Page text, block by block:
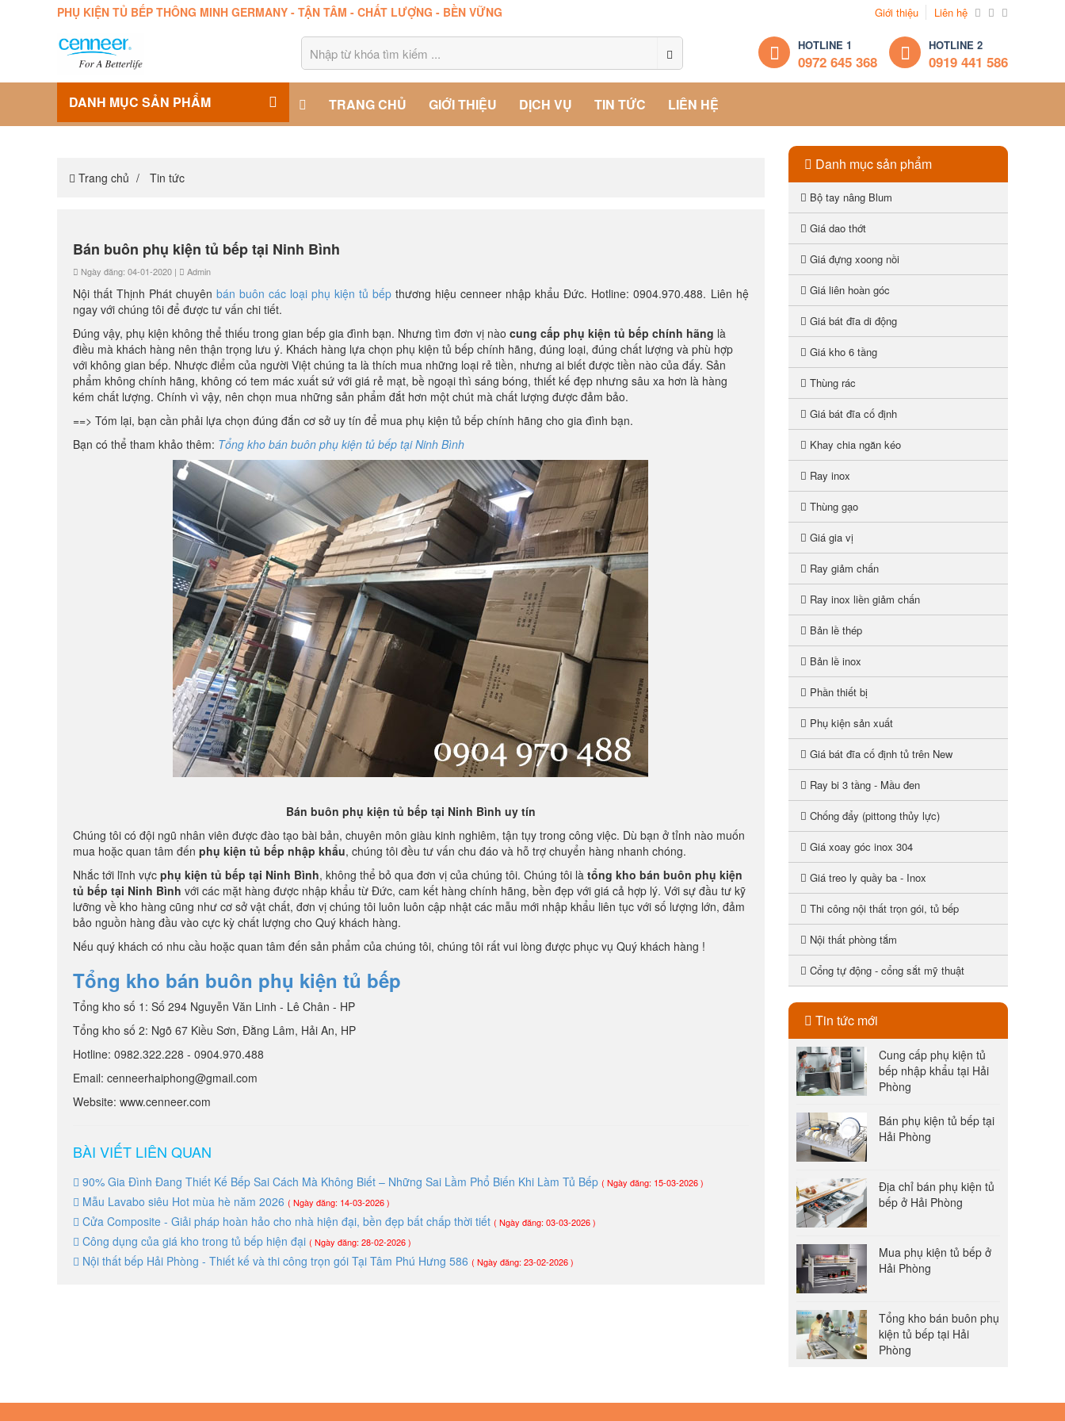
PHỤ KIỆN TỦ BẾP THÔNG MINH GERMANY - TẬN TÂM - CHẤT LƯỢNG - BỀN VỮNG Giới thiệu Liên hệ
HOTLINE 1
0972 645 368
HOTLINE 2
0919 441 586
DANH MỤC SẢN PHẨM TRANG CHỦ GIỚI THIỆU DỊCH VỤ TIN TỨC LIÊN HỆ
Trang chủ Tin tức
Bán buôn phụ kiện tủ bếp tại Ninh Bình
Ngày đăng: 04-01-2020 | Admin
Nội thất Thịnh Phát chuyênbán buôn các loại phụ kiện tủ bếp thương hiệu cenneer nhập khẩu Đức. Hotline: 0904.970.488. Liên hệ
ngay với chúng tôi để được tư vấn chi tiết.
Đúng vậy, phụ kiện không thể thiếu trong gian bếp gia đình bạn. Nhưng tìm đơn vị nào cung cấp phụ kiện tủ bếp chính hãng là
điều mà khách hàng nên thận trọng lưu ý. Khách hàng lựa chọn phụ kiện tủ bếp chính hãng, đúng loại, đúng chất lượng và phù hợp
với không gian bếp. Nhược điểm của người Việt chúng ta là thích mua những loại rẻ tiền, nhưng ai biết được tiền nào của đấy. Sản
phẩm không chính hãng, không có tem mác xuất sứ với giá rẻ mạt, bề ngoại thì sáng bóng, thiết kế đẹp nhưng sâu xa hơn là hàng
kém chất lượng. Chính vì vậy, nên chọn mua những sản phẩm đắt hơn một chút mà chất lượng được đảm bảo.
==> Tóm lại, bạn cần phải lựa chọn đúng đắn cơ sở uy tín để mua phụ kiện tủ bếp chính hãng cho gia đình bạn.
Bạn có thể tham khảo thêm: Tổng kho bán buôn phụ kiện tủ bếp tại Ninh Bình
Bán buôn phụ kiện tủ bếp tại Ninh Bình uy tín
Chúng tôi có đội ngũ nhân viên được đào tạo bài bản, chuyên môn giàu kinh nghiêm, tận tụy trong công việc. Dù bạn ở tỉnh nào muốn
mua hoặc quan tâm đến phụ kiện tủ bếp nhập khẩu, chúng tôi đều tư vấn chu đáo và hỗ trợ chuyển hàng nhanh chóng.
Nhắc tới lĩnh vực phụ kiện tủ bếp tại Ninh Bình, không thể bỏ qua đơn vị của chúng tôi. Chúng tôi là tổng kho bán buôn phụ kiện
tủ bếp tại Ninh Bình với các mặt hàng được nhập khẩu từ Đức, cam kết hàng chính hãng, bền đẹp với giá cả hợp lý. Với sự đầu tư kỹ
lưỡng về kho hàng cũng như cơ sở vật chất, đơn vị chúng tôi luôn luôn cập nhật các mẫu mới nhập khẩu liên tục với số lượng lớn, đảm
bảo nguồn hàng đầu vào cực kỳ chất lượng cho Quý khách hàng.
Nếu quý khách có nhu cầu hoặc quan tâm đến sản phẩm của chúng tôi, chúng tôi rất vui lòng được phục vụ Quý khách hàng !
Tổng kho bán buôn phụ kiện tủ bếp
Tổng kho số 1: Số 294 Nguyễn Văn Linh - Lê Chân - HP
Tổng kho số 2: Ngõ 67 Kiều Sơn, Đằng Lâm, Hải An, HP
Hotline: 0982.322.228 - 0904.970.488
Email: cenneerhaiphong@gmail.com
Website: www.cenneer.com
BÀI VIẾT LIÊN QUAN
90% Gia Đình Đang Thiết Kế Bếp Sai Cách Mà Không Biết – Những Sai Lầm Phổ Biến Khi Làm Tủ Bếp ( Ngày đăng: 15-03-2026 )
Mẫu Lavabo siêu Hot mùa hè năm 2026 ( Ngày đăng: 14-03-2026 )
Cửa Composite - Giải pháp hoàn hảo cho nhà hiện đại, bền đẹp bất chấp thời tiết ( Ngày đăng: 03-03-2026 )
Công dụng của giá kho trong tủ bếp hiện đại ( Ngày đăng: 28-02-2026 )
Nội thất bếp Hải Phòng - Thiết kế và thi công trọn gói Tại Tâm Phú Hưng 586 ( Ngày đăng: 23-02-2026 )
Danh mục sản phẩm
Bộ tay nâng Blum
Giá dao thớt
Giá đựng xoong nồi
Giá liên hoàn góc
Giá bát đĩa di động
Giá kho 6 tầng
Thùng rác
Giá bát đĩa cố định
Khay chia ngăn kéo
Ray inox
Thùng gạo
Giá gia vị
Ray giảm chấn
Ray inox liền giảm chấn
Bản lề thép
Bản lề inox
Phần thiết bị
Phụ kiện sản xuất
Giá bát đĩa cố định tủ trên New
Ray bi 3 tầng - Mầu đen
Chống đẩy (pittong thủy lực)
Giá xoay góc inox 304
Giá treo ly quầy ba - Inox
Thi công nội thất trọn gói, tủ bếp
Nội thất phòng tắm
Cổng tự động - cổng sắt mỹ thuật
Tin tức mới
Cung cấp phụ kiện tủ
bếp nhập khẩu tại Hải
Phòng
Bán phụ kiện tủ bếp tại
Hải Phòng
Địa chỉ bán phụ kiện tủ
bếp ở Hải Phòng
Mua phụ kiện tủ bếp ở
Hải Phòng
Tổng kho bán buôn phụ
kiện tủ bếp tại Hải
Phòng